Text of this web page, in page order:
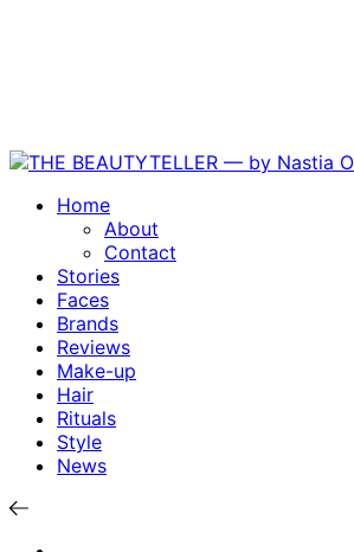
Home
About
Contact
Stories
Faces
Brands
Reviews
Make-up
Hair
Rituals
Style
News